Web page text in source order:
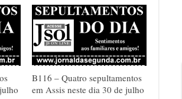
B116 – Quatro sepultamentos
em Assis neste dia 30 de julho